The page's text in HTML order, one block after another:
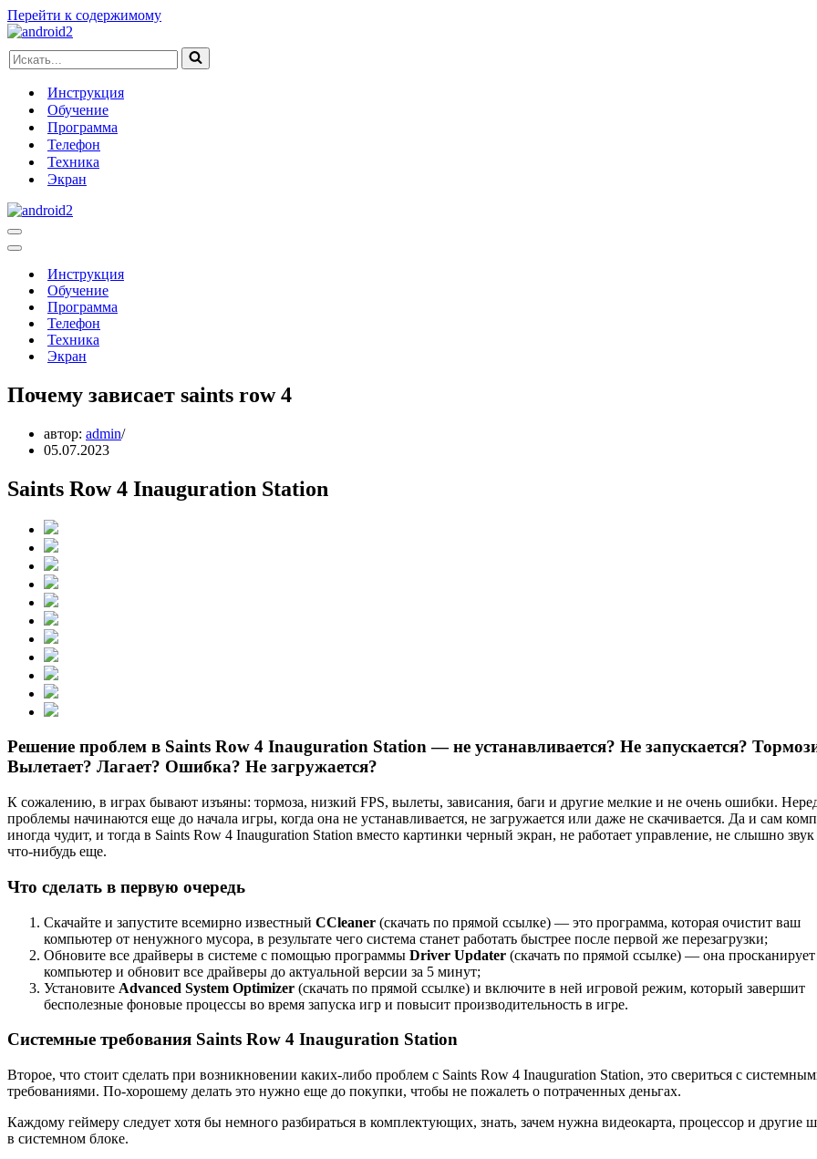
Перейти к содержимому
Искать...
Инструкция
Обучение
Программа
Телефон
Техника
Экран
Меню
навигации
Меню
навигацииИнструкция
Обучение
Программа
Телефон
Техника
Экран
Почему зависает saints row 4
автор: admin
05.07.2023
Saints Row 4 Inauguration Station
Решение проблем в Saints Row 4 Inauguration Station — не устанавливается? Не запускается?
Вылетает? Лагает? Ошибка? Не загружается?
К сожалению, в играх бывают изъяны: тормоза, низкий FPS, вылеты, зависания, баги и другие мелкие и не очень ошибки.
проблемы начинаются еще до начала игры, когда она не устанавливается, не загружается или даже не скачивается. Да и сам
иногда чудит, и тогда в Saints Row 4 Inauguration Station вместо картинки черный экран, не работает управление, не слышно
что-нибудь еще.
Что сделать в первую очередь
Скачайте и запустите всемирно известный CCleaner (скачать по прямой ссылке) — это программа, которая очистит ваш
компьютер от ненужного мусора, в результате чего система станет работать быстрее после первой же перезагрузки;
Обновите все драйверы в системе с помощью программы Driver Updater (скачать по прямой ссылке) — она
компьютер и обновит все драйверы до актуальной версии за 5 минут;
Установите Advanced System Optimizer (скачать по прямой ссылке) и включите в ней игровой режим, который завершит
бесполезные фоновые процессы во время запуска игр и повысит производительность в игре.
Системные требования Saints Row 4 Inauguration Station
Второе, что стоит сделать при возникновении каких-либо проблем с Saints Row 4 Inauguration Station, это свериться с
требованиями. По-хорошему делать это нужно еще до покупки, чтобы не пожалеть о потраченных деньгах.
Каждому геймеру следует хотя бы немного разбираться в комплектующих, знать, зачем нужна видеокарта, процессор и другие
в системном блоке.